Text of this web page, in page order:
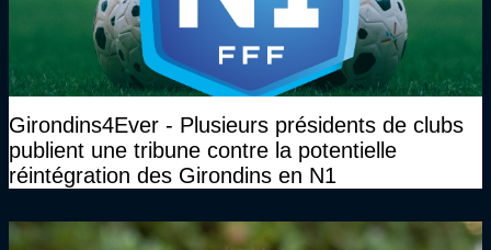
Girondins4Ever - Plusieurs présidents de clubs
publient une tribune contre la potentielle
réintégration des Girondins en N1